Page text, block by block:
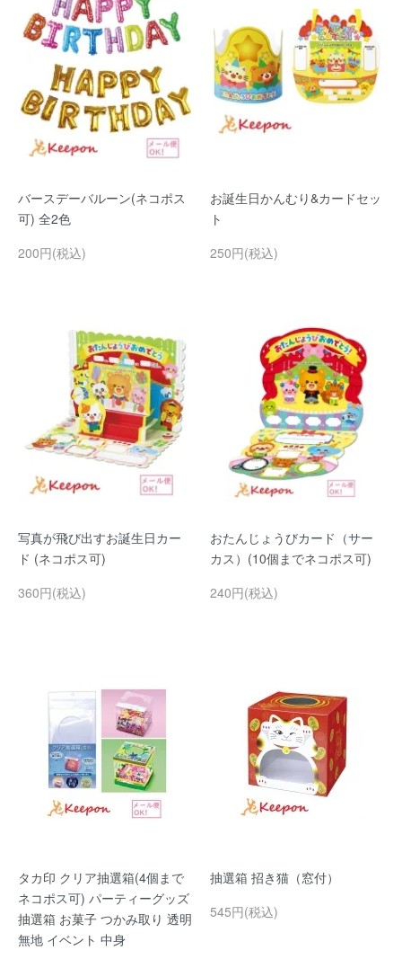
バースデーバルーン(ネコポス
可) 全2色
200円(税込)
お誕生日かんむり&カードセッ
ト
250円(税込)
写真が飛び出すお誕生日カー
ド (ネコポス可)
360円(税込)
おたんじょうびカード（サー
カス）(10個までネコポス可)
240円(税込)
タカ印 クリア抽選箱(4個まで
ネコポス可) パーティーグッズ
抽選箱 お菓子 つかみ取り 透明
無地 イベント 中身
抽選箱 招き猫（窓付）
545円(税込)